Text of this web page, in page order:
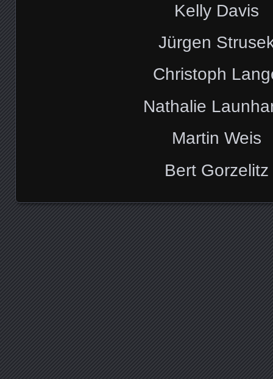
Kelly Davis
Jürgen
Christoph
Nathalie
Martin Weis
Bert Gorzelitz